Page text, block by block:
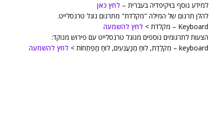
למידע נוסף בויקיפדיה בעברית – לחץ כאן
להלן תרגום של המילה "מקלדת" מתרגום גוגל טרנסלייט.
Keyboard – מקלדת >
לחץ להשמעה
הצעות לתרגומים נוספים מגוגל טרנסלייט עם פירוש מנוקד:
keyboard – מִקלֶדֶת, לוּחַ מְנַעֲנֵעִים, לוּחַ מַפְתֵחוֹת >
לחץ להשמעה